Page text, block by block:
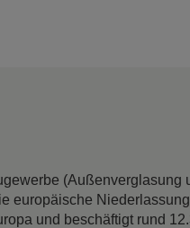
(Außenverglasung
europäische
und beschäftigt rund